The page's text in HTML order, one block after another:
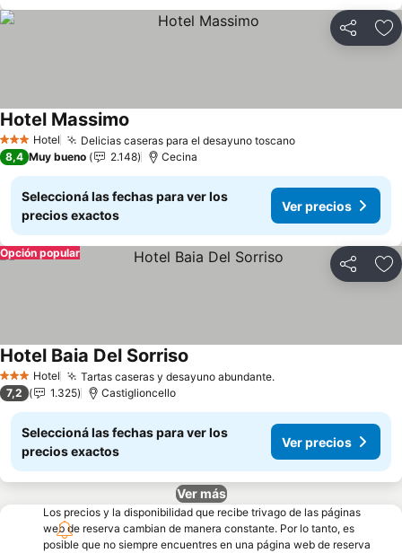
Compartir
3 Estrellas
Hotel Delicias caseras para el desayuno toscanoVer precios
Hotel Massimo
8,4 Muy bueno 2.148 Cecina
Seleccioná las fechas para ver los
precios exactos
Ver precios
Compartir
Opción popular
3 Estrellas
Hotel Tartas caseras y desayuno abundante.Ver precios
Hotel Baia Del Sorriso
7,2 1.325 Castiglioncello
Seleccioná las fechas para ver los
precios exactos
Ver precios
Ver más
Los precios y la disponibilidad que recibe trivago de las páginas
web de reserva cambian de manera constante. Por lo tanto, es
posible que no siempre encuentres en una página web de reserva